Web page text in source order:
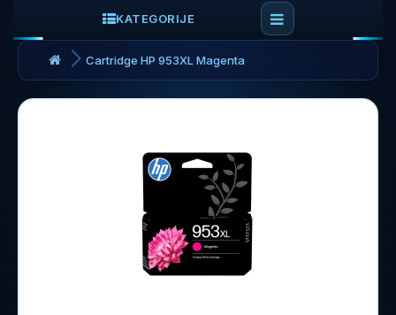
KATEGORIJE
Cartridge HP 953XL Magenta